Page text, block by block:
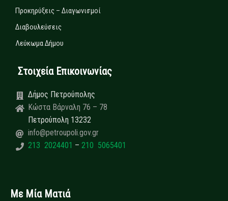
Προκηρύξεις – Διαγωνισμοί
Διαβουλεύσεις
Λεύκωμα Δήμου
Στοιχεία Επικοινωνίας
Δήμος Πετρούπολης
Κώστα Βάρναλη 76 – 78
Πετρούπολη 13232
info@petroupoli.gov.gr
213 2024401 – 210 5065401
Με Μία Ματιά